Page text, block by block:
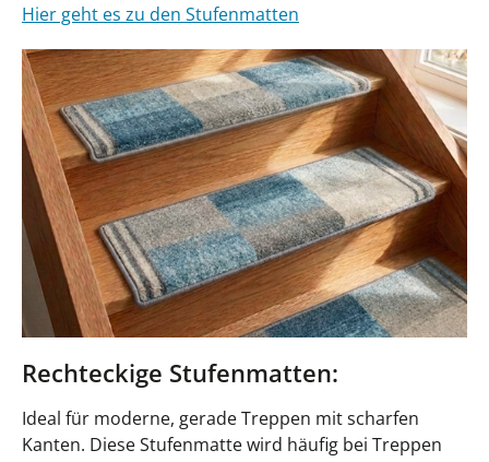
Hier geht es zu den Stufenmatten
Rechteckige Stufenmatten:
Ideal für moderne, gerade Treppen mit scharfen
Kanten. Diese Stufenmatte wird häufig bei Treppen